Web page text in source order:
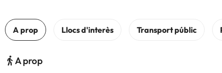
A prop